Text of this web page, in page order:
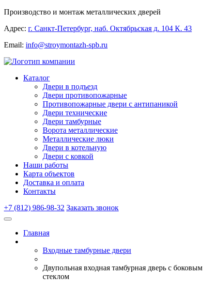
Производство и монтаж металлических дверей
Адрес: г. Санкт-Петербург, наб. Октябрьская д. 104 К. 43
Email: info@stroymontazh-spb.ru
Каталог
Двери в подъезд
Двери противопожарные
Противопожарные двери с антипаникой
Двери технические
Двери тамбурные
Ворота металлические
Металлические люки
Двери в котельную
Двери с ковкой
Наши работы
Карта объектов
Доставка и оплата
Контакты
+7 (812) 986-98-32 Заказать звонок
Главная
Входные тамбурные двери
Двупольная входная тамбурная дверь с боковым
стеклом